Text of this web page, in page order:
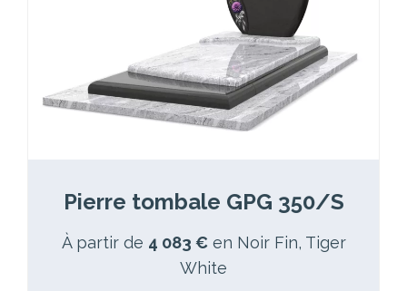
Pierre tombale GPG 350/S
À partir de 4 083 € en Noir Fin, Tiger
White